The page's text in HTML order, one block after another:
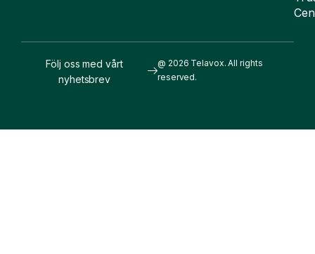
@ 2026 Telavox. All rights
reserved.
Följ oss med vårt
nyhetsbrev